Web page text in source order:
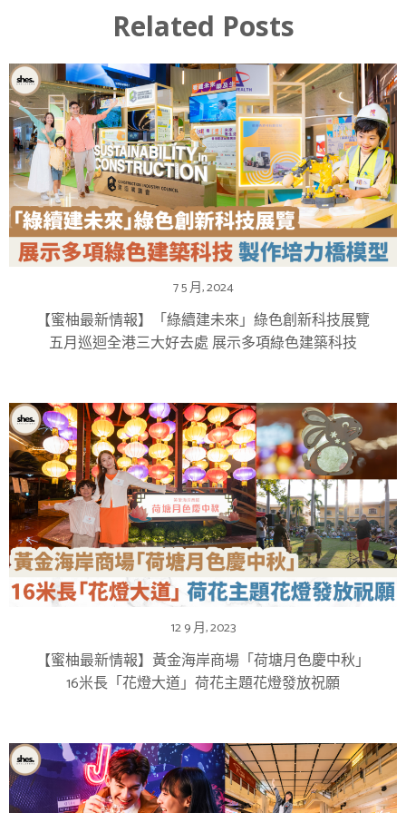
Related Posts
7 5 月, 2024
【蜜柚最新情報】「綠續建未來」綠色創新科技展覽
五月巡迴全港三大好去處 展示多項綠色建築科技
12 9 月, 2023
【蜜柚最新情報】黃金海岸商場「荷塘月色慶中秋」
16米長「花燈大道」荷花主題花燈發放祝願